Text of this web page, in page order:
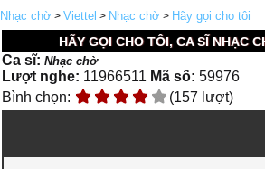
Nhạc chờ > Viettel > Nhạc chờ > Hãy gọi cho tôi
HÃY GỌI CHO TÔI, CA SĨ NHẠC
Ca sĩ:Nhạc chờ
Lượt nghe: 11966511 Mã số: 59976
Bình chọn:
(157 lượt)